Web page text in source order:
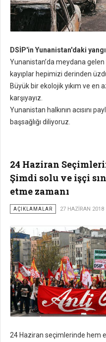
DSİP'in Yunanistan'daki
Yunanistan’da meydana
kayıplar hepimizi derinden
Büyük bir ekolojik yıkım ve en
karşıyayız.
Yunanistan halkının acısını
başsağlığı diliyoruz.
24 Haziran
Şimdi solu ve işçi
etme zamanı
AÇIKLAMALAR 27 HAZIRAN 2018
24 Haziran seçimlerinde hem